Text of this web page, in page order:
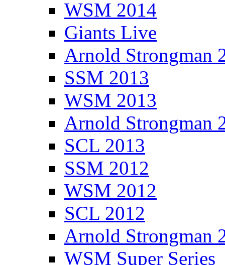
WSM 2014
Giants Live
Arnold Strongman
SSM 2013
WSM 2013
Arnold Strongman
SCL 2013
SSM 2012
WSM 2012
SCL 2012
Arnold Strongman
WSM Super Series